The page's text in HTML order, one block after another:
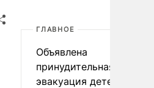
ГЛАВНОЕ
Объявлена
принудительная
эвакуация детей в